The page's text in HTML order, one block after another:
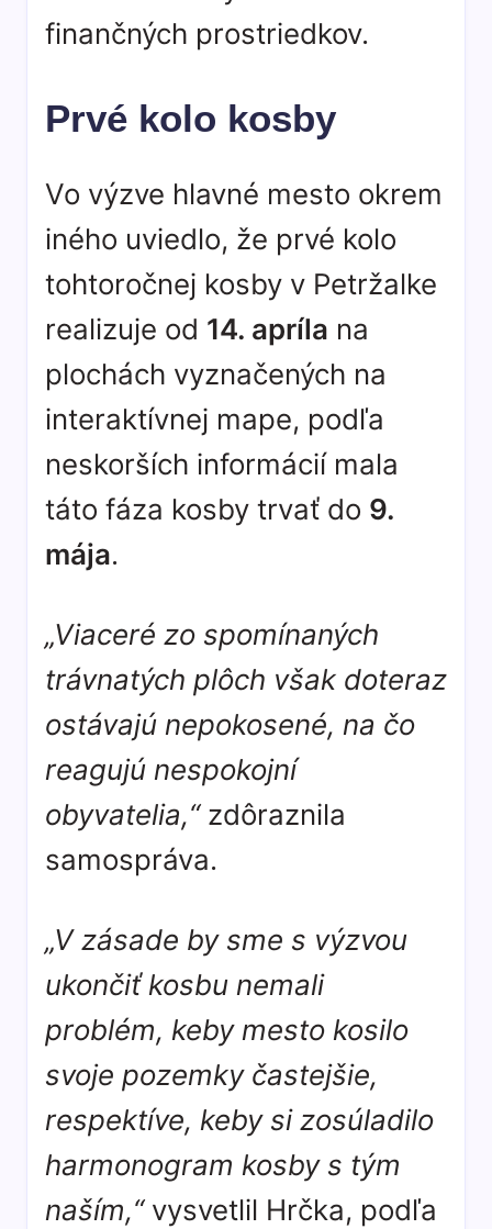
finančných prostriedkov.
Prvé kolo kosby
Vo výzve hlavné mesto okrem
iného uviedlo, že prvé kolo
tohtoročnej kosby v Petržalke
realizuje od 14. apríla na
plochách vyznačených na
interaktívnej mape, podľa
neskorších informácií mala
táto fáza kosby trvať do 9.
mája.
„Viaceré zo spomínaných
trávnatých plôch však doteraz
ostávajú nepokosené, na čo
reagujú nespokojní
obyvatelia,“zdôraznila
samospráva.
„V zásade by sme s výzvou
ukončiť kosbu nemali
problém, keby mesto kosilo
svoje pozemky častejšie,
respektíve, keby si zosúladilo
harmonogram kosby s tým
naším,“vysvetlil Hrčka, podľa